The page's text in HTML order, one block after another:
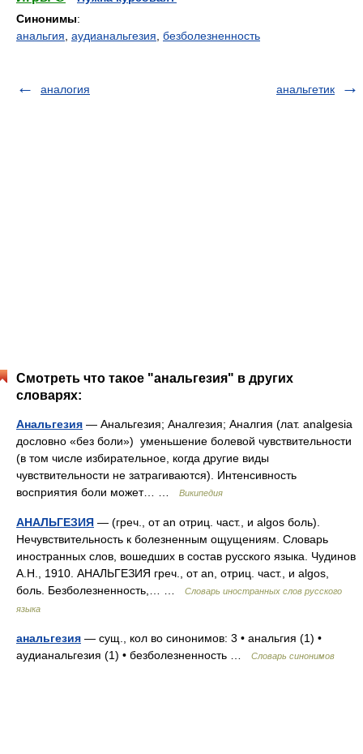
Синонимы:
анальгия аудианальгезия безболезненность
аналогия анальгетик
Смотреть что такое "анальгезия" в других
словарях:
Анальгезия — Анальгезия; Аналгезия; Аналгия (лат. analgesia
дословно «без боли») уменьшение болевой чувствительности
(в том числе избирательное, когда другие виды
чувствительности не затрагиваются). Интенсивность
восприятия боли может… …
Википедия
АНАЛЬГЕЗИЯ — (греч., от an отриц. част., и algos боль).
Нечувствительность к болезненным ощущениям. Словарь
иностранных слов, вошедших в состав русского языка. Чудинов
А.Н., 1910. АНАЛЬГЕЗИЯ греч., от an, отриц. част., и algos,
боль. Безболезненность,… …
Словарь иностранных слов русского
языка
анальгезия — сущ., кол во синонимов: 3 • анальгия (1) •
аудианальгезия (1) • безболезненность …
Словарь синонимов